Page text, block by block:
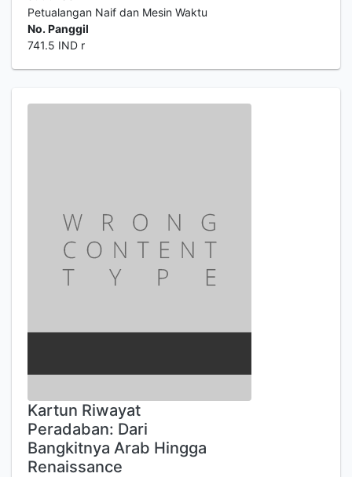
Petualangan Naif dan Mesin Waktu
No. Panggil
741.5 IND r
Kartun Riwayat
Peradaban: Dari
Bangkitnya Arab Hingga
Renaissance